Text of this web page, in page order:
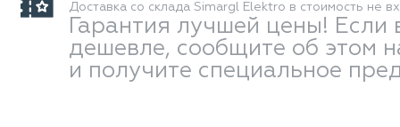
Доставка со склада Simargl Elektro в стоимость не
Гарантия лучшей цены! Если
дешевле, сообщите об этом
и получите специальное